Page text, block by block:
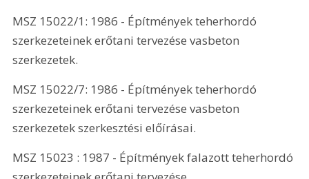
MSZ 15022/1: 1986 - Építmények teherhordó
szerkezeteinek erőtani tervezése vasbeton
szerkezetek.
MSZ 15022/7: 1986 - Építmények teherhordó
szerkezeteinek erőtani tervezése vasbeton
szerkezetek szerkesztési előírásai.
MSZ 15023 : 1987 - Építmények falazott teherhordó